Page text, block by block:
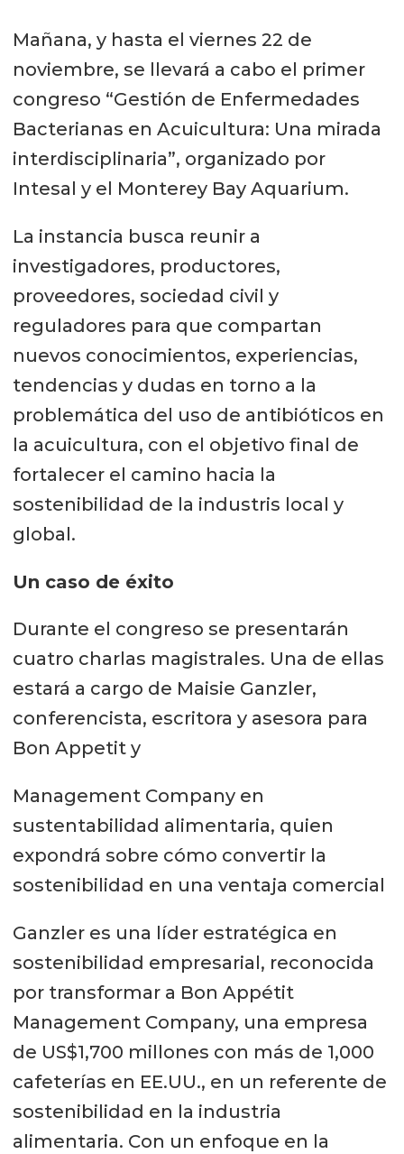
Mañana, y hasta el viernes 22 de
noviembre, se llevará a cabo el primer
congreso “Gestión de Enfermedades
Bacterianas en Acuicultura: Una mirada
interdisciplinaria”, organizado por
Intesal y el Monterey Bay Aquarium.
La instancia busca reunir a
investigadores, productores,
proveedores, sociedad civil y
reguladores para que compartan
nuevos conocimientos, experiencias,
tendencias y dudas en torno a la
problemática del uso de antibióticos en
la acuicultura, con el objetivo final de
fortalecer el camino hacia la
sostenibilidad de la industris local y
global.
Un caso de éxito
Durante el congreso se presentarán
cuatro charlas magistrales. Una de ellas
estará a cargo de Maisie Ganzler,
conferencista, escritora y asesora para
Bon Appetit y
Management Company en
sustentabilidad alimentaria, quien
expondrá sobre cómo convertir la
sostenibilidad en una ventaja comercial
Ganzler es una líder estratégica en
sostenibilidad empresarial, reconocida
por transformar a Bon Appétit
Management Company, una empresa
de US$1,700 millones con más de 1,000
cafeterías en EE.UU., en un referente de
sostenibilidad en la industria
alimentaria. Con un enfoque en la